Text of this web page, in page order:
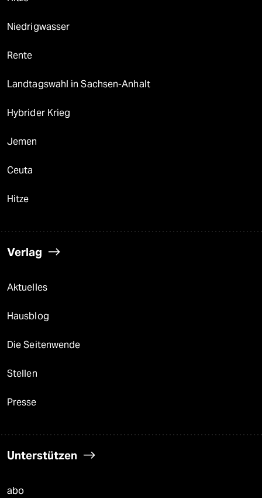
Niedrigwasser
Rente
Landtagswahl in Sachsen-Anhalt
Hybrider Krieg
Jemen
Ceuta
Hitze
Verlag
Aktuelles
Hausblog
Die Seitenwende
Stellen
Presse
Unterstützen
abo